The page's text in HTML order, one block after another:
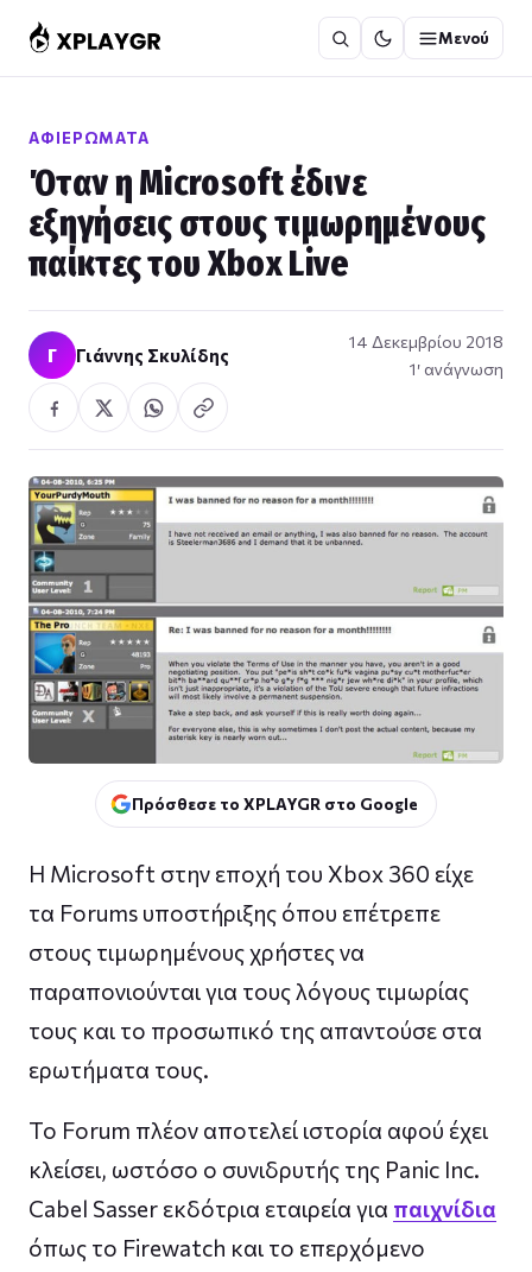
στο
περιεχόμενο
Μενού
ΑΦΙΕΡΏΜΑΤΑ
Όταν η Microsoft έδινε
εξηγήσεις στους τιμωρημένους
παίκτες του Xbox Live
Γ Γιάννης Σκυλίδης
14 Δεκεμβρίου 2018
1′ ανάγνωση
Πρόσθεσε το XPLAYGR στο Google
H Microsoft στην εποχή του Xbox 360 είχε
τα Forums υποστήριξης όπου επέτρεπε
στους τιμωρημένους χρήστες να
παραπονιούνται για τους λόγους τιμωρίας
τους και το προσωπικό της απαντούσε στα
ερωτήματα τους.
Το Forum πλέον αποτελεί ιστορία αφού έχει
κλείσει, ωστόσο ο συνιδρυτής της Panic Inc.
Cabel Sasser εκδότρια εταιρεία για παιχνίδια
όπως το Firewatch και το επερχόμενο